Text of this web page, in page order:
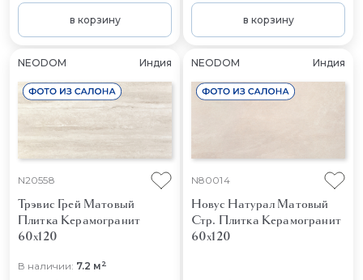
в корзину в корзину
NEODOM Индия
N20558
Трэвис Грей Матовый
Плитка Керамогранит
60x120
В наличии: 7.2 м2
NEODOM Индия
N80014
Новус Натурал Матовый
Стр. Плитка Керамогранит
60x120